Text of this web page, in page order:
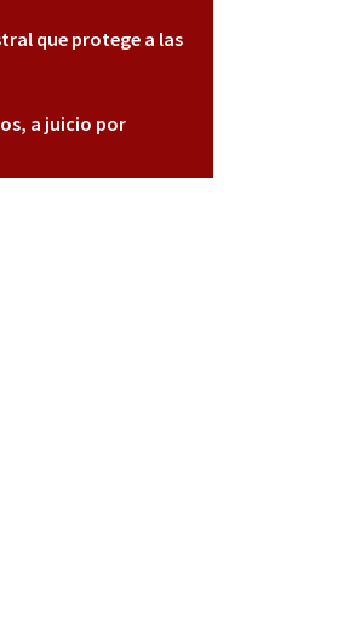
que protege a las
a juicio por